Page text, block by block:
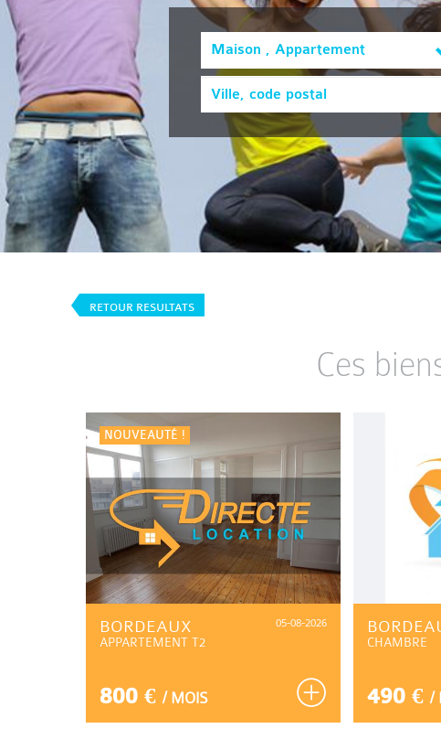
Maison , Appartement
RETOUR RESULTATS
Ces
NOUVEAUTÉ !
05-08-2026
BORDEAUX
APPARTEMENT T2
800 €/ MOIS
CHAMBRE
490 €/